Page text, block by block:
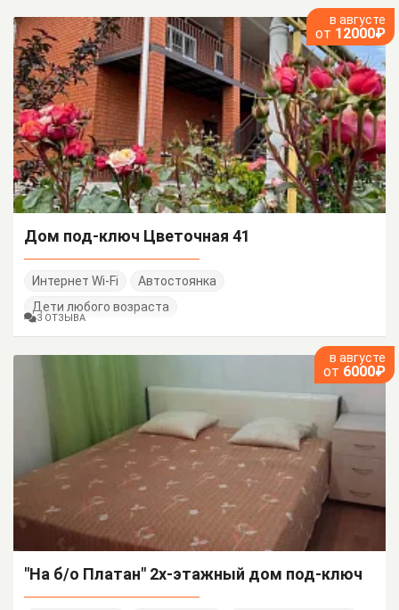
в августе
от 12000₽
Дом под-ключ Цветочная 41
Интернет Wi-Fi
Автостоянка
Дети любого возраста
3 ОТЗЫВА
в августе
от 6000₽
"На б/о Платан" 2х-этажный дом под-ключ